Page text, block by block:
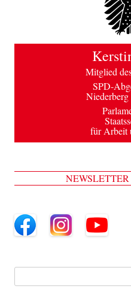
Mitglied
SPD-
für Arbeit
nach: